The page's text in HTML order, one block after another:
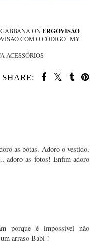
ONERGOVISÃO
COM O CÓDIGO "MY
ACESSÓRIOS
SHARE:
as botas. Adoro o vestido,
adoro as fotos! Enfim adoro
porque é impossível não
arraso Babi !